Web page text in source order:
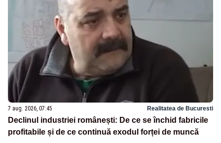
7 aug. 2026, 07:45 Realitatea de Bucuresti
Declinul industriei românești: De ce se închid fabricile
profitabile și de ce continuă exodul forței de muncă